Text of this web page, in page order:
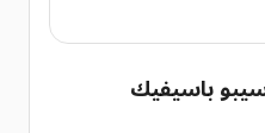
باسيفيك